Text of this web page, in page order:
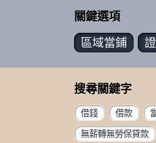
關鍵選項
區域當鋪
搜尋關鍵字
借錢 借款
無薪轉無勞保貸款